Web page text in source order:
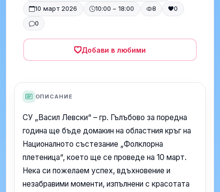
10 март 2026
10:00 – 18:00 8
0
0
Добави в любими
ОПИСАНИЕ
СУ „Васил Левски“ – гр. Гълъбово за поредна
година ще бъде домакин на областния кръг на
Националното състезание „Фолклорна
плетеница“, което ще се проведе на 10 март.
Нека си пожелаем успех, вдъхновение и
незабравими моменти, изпълнени с красотата